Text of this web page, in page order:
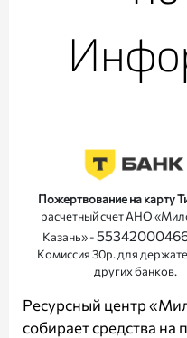
Пожертвование на карту
расчетный счет АНО
Казань» -
Комиссия 30р. для
других банков.
Ресурсный центр
собирает средства на